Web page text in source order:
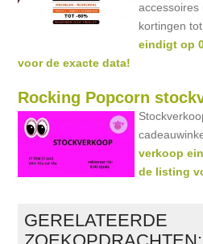
accessoires
kortingen
eindigt op
voor de exacte data!
Rocking Popcorn
verkoop
de listing
GERELATEERDE